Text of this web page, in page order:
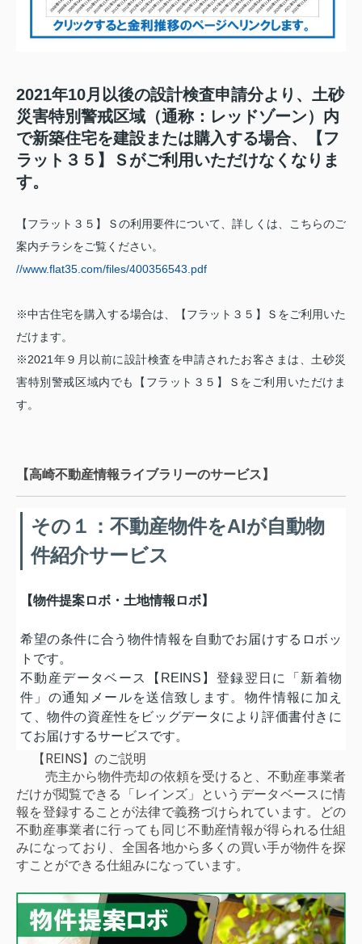
2021年10月以後の設計検査申請分より、土砂
災害特別警戒区域（通称：レッドゾーン）内
で新築住宅を建設または購入する場合、【フ
ラット３５】Ｓがご利用いただけなくなりま
す。
【フラット３５】Ｓの利用要件について、詳しくは、こちらのご
案内チラシをご覧ください。
//www.flat35.com/files/400356543.pdf
※中古住宅を購入する場合は、【フラット３５】Ｓをご利用いた
だけます。
※2021年９月以前に設計検査を申請されたお客さまは、土砂災
害特別警戒区域内でも【フラット３５】Ｓをご利用いただけま
す。
【高崎不動産情報ライブラリーのサービス】
その１：不動産物件をAIが自動物
件紹介サービス
【物件提案ロボ・土地情報ロボ】
希望の条件に合う物件情報を自動でお届けするロボッ
トです。
不動産データベース【REINS】登録翌日に「新着物
件」の通知メールを送信致します。物件情報に加え
て、物件の資産性をビッグデータにより評価書付きに
てお届けするサービスです。
【REINS】のご説明
売主から物件売却の依頼を受けると、不動産事業者
だけが閲覧できる「レインズ」というデータベースに情
報を登録することが法律で義務づけられています。どの
不動産事業者に行っても同じ不動産情報が得られる仕組
みになっており、全国各地から多くの買い手が物件を探
すことができる仕組みになっています。